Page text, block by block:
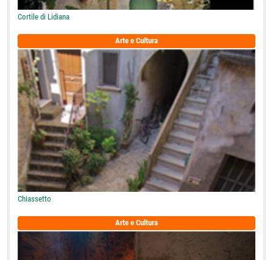
Cortile di Lidiana
Arte e Cultura
Chiassetto
Arte e Cultura